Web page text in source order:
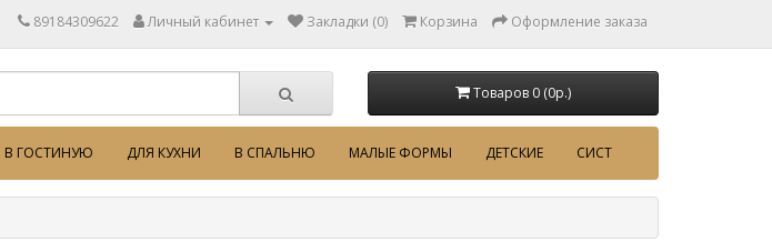
89184309622 Личный кабинет Закладки (0) Корзина Оформление заказа
Товаров 0 (0p.)
В ГОСТИНУЮ ДЛЯ КУХНИ В СПАЛЬНЮ МАЛЫЕ ФОРМЫ ДЕТСКИЕ СИСТ